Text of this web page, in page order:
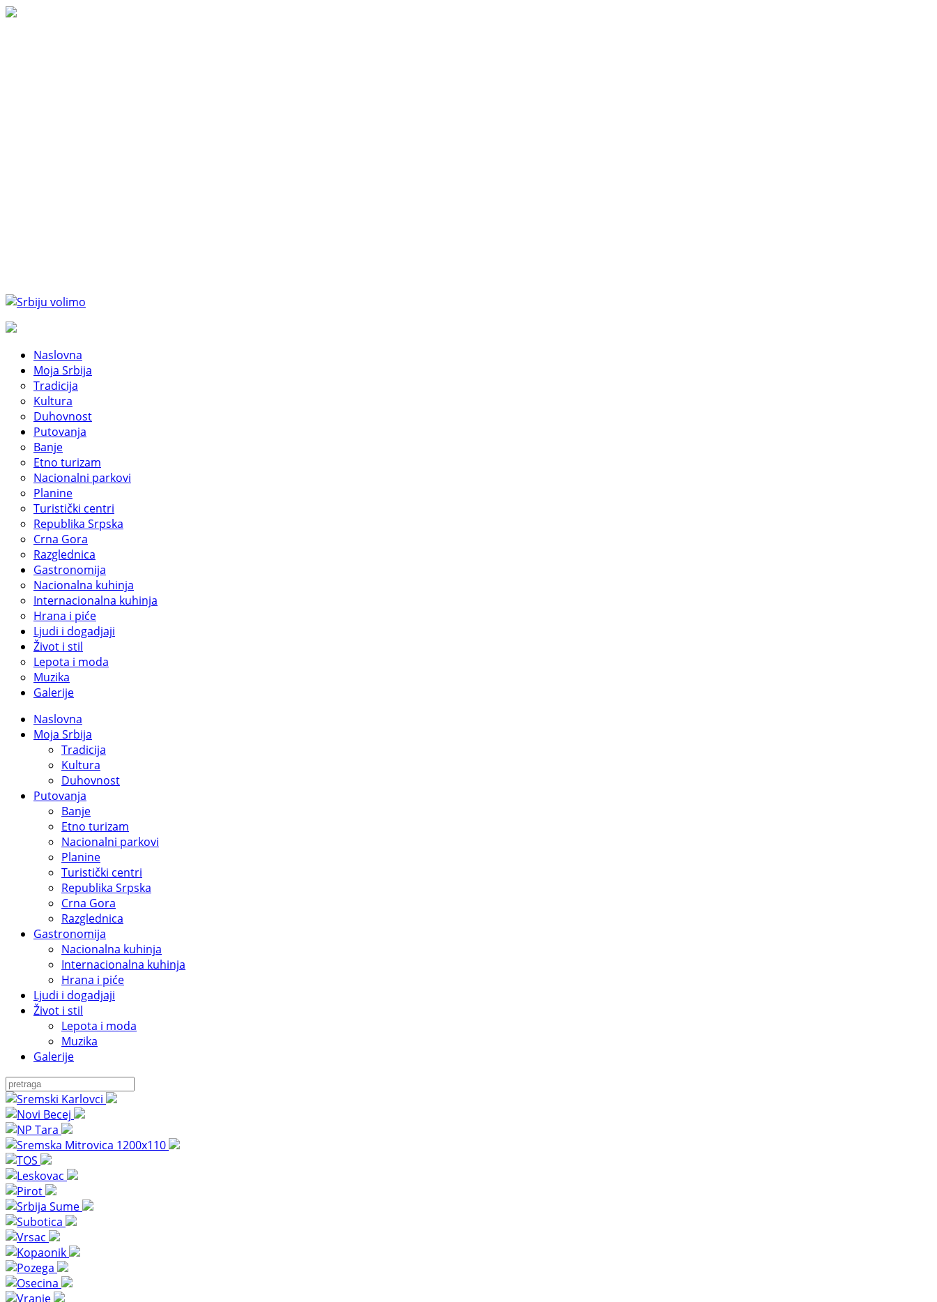
Naslovna
Moja Srbija
Tradicija
Kultura
Duhovnost
Putovanja
Banje
Etno turizam
Nacionalni parkovi
Planine
Turistički centri
Republika Srpska
Crna Gora
Razglednica
Gastronomija
Nacionalna kuhinja
Internacionalna kuhinja
Hrana i piće
Ljudi i dogadjaji
Život i stil
Lepota i moda
Muzika
Galerije
Naslovna
Moja Srbija
Tradicija
Kultura
Duhovnost
Putovanja
Banje
Etno turizam
Nacionalni parkovi
Planine
Turistički centri
Republika Srpska
Crna Gora
Razglednica
Gastronomija
Nacionalna kuhinja
Internacionalna kuhinja
Hrana i piće
Ljudi i dogadjaji
Život i stil
Lepota i moda
Muzika
Galerije